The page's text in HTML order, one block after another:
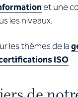
et une
les niveaux.
les thèmes de la
ISO